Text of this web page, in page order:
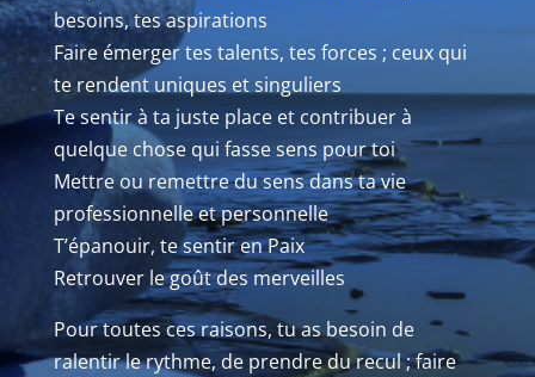
besoins, tes aspirations
Faire émerger tes talents, tes forces ; ceux qui
te rendent uniques et singuliers
Te sentir à ta juste place et contribuer à
quelque chose qui fasse sens pour toi
Mettre ou remettre du sens dans ta vie
professionnelle et personnelle
T’épanouir, te sentir en Paix
Retrouver le goût des merveilles
Pour toutes ces raisons, tu as besoin de
ralentir le rythme, de prendre du recul ; faire